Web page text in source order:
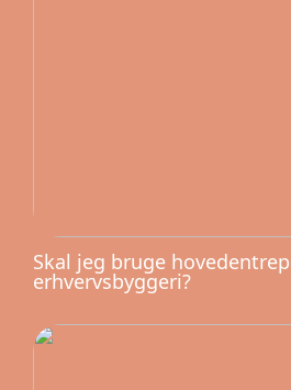
Skal jeg bruge
erhvervsbyggeri?